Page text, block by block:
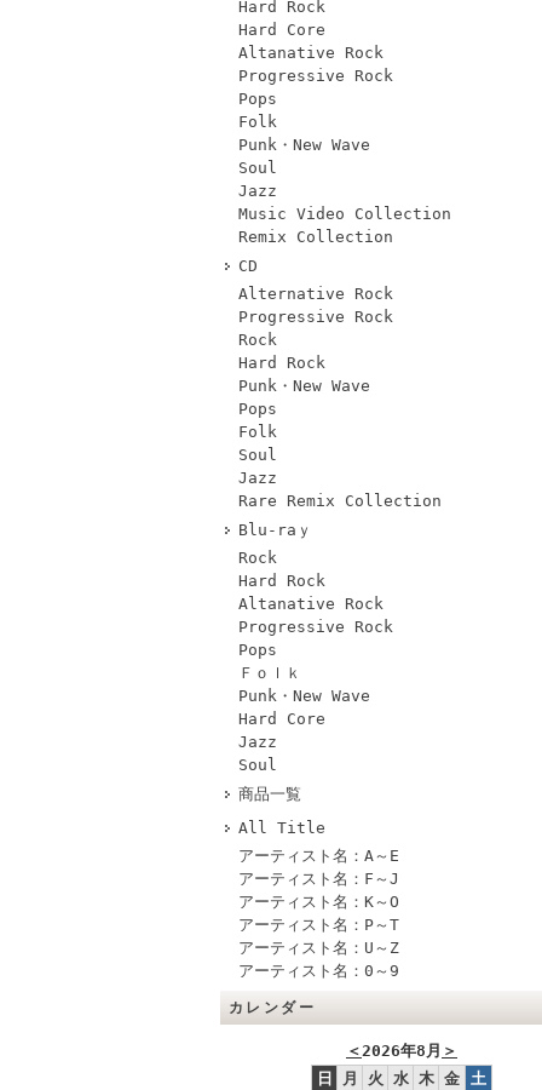
Hard Rock
Hard Core
Altanative Rock
Progressive Rock
Pops
Folk
Punk・New Wave
Soul
Jazz
Music Video Collection
Remix Collection
CD
Alternative Rock
Progressive Rock
Rock
Hard Rock
Punk・New Wave
Pops
Folk
Soul
Jazz
Rare Remix Collection
Blu-raｙ
Rock
Hard Rock
Altanative Rock
Progressive Rock
Pops
Ｆｏｌｋ
Punk・New Wave
Hard Core
Jazz
Soul
商品一覧
All Title
アーティスト名：A～E
アーティスト名：F～J
アーティスト名：K～O
アーティスト名：P～T
アーティスト名：U～Z
アーティスト名：0～9
カレンダー
＜2026年8月 ＞
日
月 火 水 木 金 土